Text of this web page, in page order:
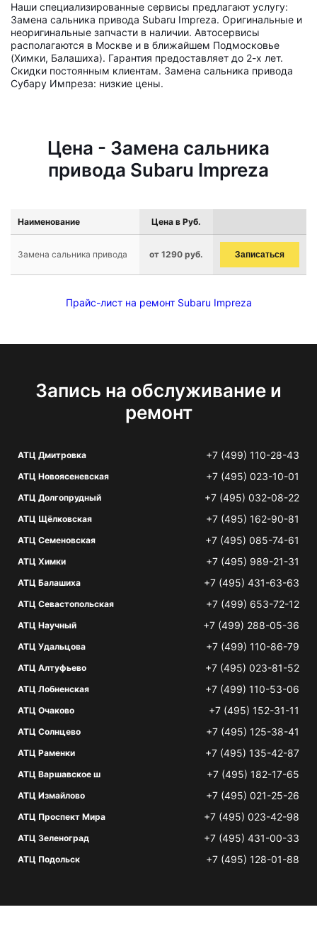
Наши специализированные сервисы предлагают услугу:
Замена сальника привода Subaru Impreza. Оригинальные и
неоригинальные запчасти в наличии. Автосервисы
располагаются в Москве и в ближайшем Подмосковье
(Химки, Балашиха). Гарантия предоставляет до 2-х лет.
Скидки постоянным клиентам. Замена сальника привода
Субару Импреза: низкие цены.
Цена - Замена сальника
привода Subaru Impreza
Наименование Цена в Руб.
Замена сальника привода от 1290 руб. Записаться
Прайс-лист на ремонт Subaru Impreza
Запись на обслуживание и
ремонт
АТЦ Дмитровка +7 (499) 110-28-43
АТЦ Новоясеневская +7 (495) 023-10-01
АТЦ Долгопрудный +7 (495) 032-08-22
АТЦ Щёлковская +7 (495) 162-90-81
АТЦ Семеновская +7 (495) 085-74-61
АТЦ Химки +7 (495) 989-21-31
АТЦ Балашиха +7 (495) 431-63-63
АТЦ Севастопольская +7 (499) 653-72-12
АТЦ Научный +7 (499) 288-05-36
АТЦ Удальцова +7 (499) 110-86-79
АТЦ Алтуфьево +7 (495) 023-81-52
АТЦ Лобненская +7 (499) 110-53-06
АТЦ Очаково +7 (495) 152-31-11
АТЦ Солнцево +7 (495) 125-38-41
АТЦ Раменки +7 (495) 135-42-87
АТЦ Варшавское ш +7 (495) 182-17-65
АТЦ Измайлово +7 (495) 021-25-26
АТЦ Проспект Мира +7 (495) 023-42-98
АТЦ Зеленоград +7 (495) 431-00-33
АТЦ Подольск +7 (495) 128-01-88